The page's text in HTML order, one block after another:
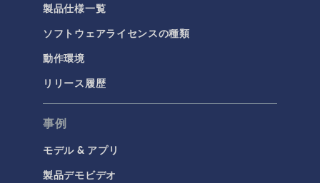
製品仕様一覧
ソフトウェアライセンスの種類
動作環境
リリース履歴
事例
モデル & アプリ
製品デモビデオ